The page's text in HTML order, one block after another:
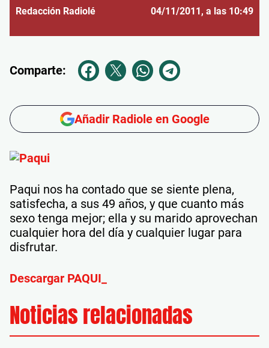
Redacción Radiolé 04/11/2011, a las 10:49
Comparte:
Añadir Radiole en Google
Paqui nos ha contado que se siente plena,
satisfecha, a sus 49 años, y que cuanto más
sexo tenga mejor; ella y su marido aprovechan
cualquier hora del día y cualquier lugar para
disfrutar.
Descargar PAQUI_
Noticias relacionadas